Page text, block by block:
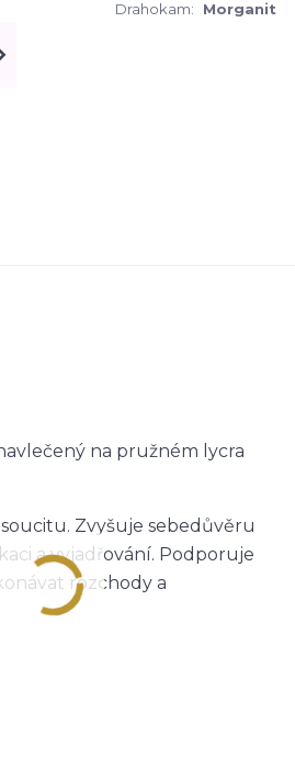
Drahokam:
Morganit
na pružném lycra
Zvyšuje sebedůvěru
a vyjadřování. Podporuje
rozchody a